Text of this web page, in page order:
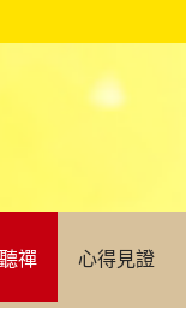
聽禪 心得見證